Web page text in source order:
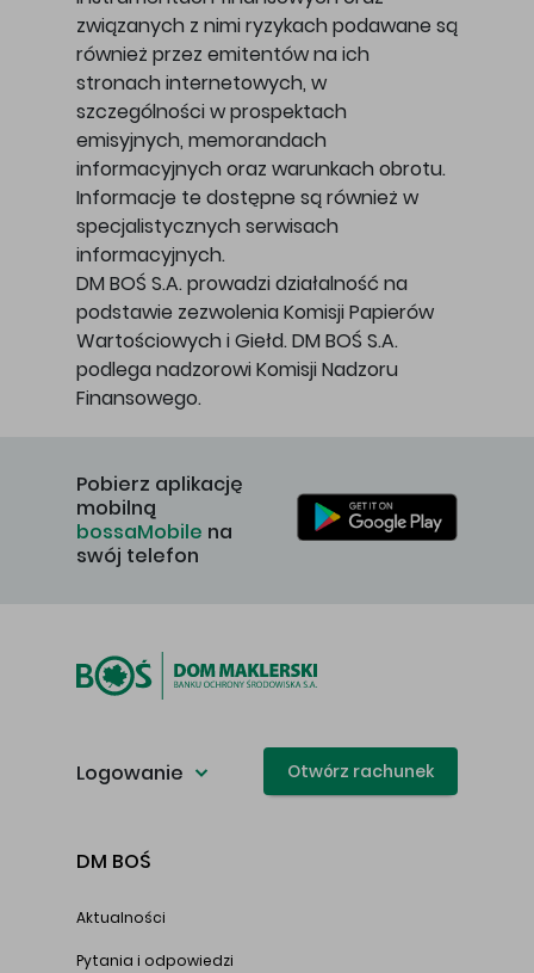
związanych z nimi ryzykach podawane są
również przez emitentów na ich
stronach internetowych, w
szczególności w prospektach
emisyjnych, memorandach
informacyjnych oraz warunkach obrotu.
Informacje te dostępne są również w
specjalistycznych serwisach
informacyjnych.
DM BOŚ S.A. prowadzi działalność na
podstawie zezwolenia Komisji Papierów
Wartościowych i Giełd. DM BOŚ S.A.
podlega nadzorowi Komisji Nadzoru
Finansowego.
Pobierz aplikację
mobilną
bossaMobile na
swój telefon
Logowanie Otwórz rachunek
DM BOŚ
Aktualności
Pytania i odpowiedzi